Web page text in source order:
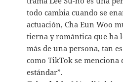
todo cambia cuando se
actuación, Cha Eun Woo
tierna y romántica que ha
más de una persona, tan
como TikTok se menciona
estándar”.